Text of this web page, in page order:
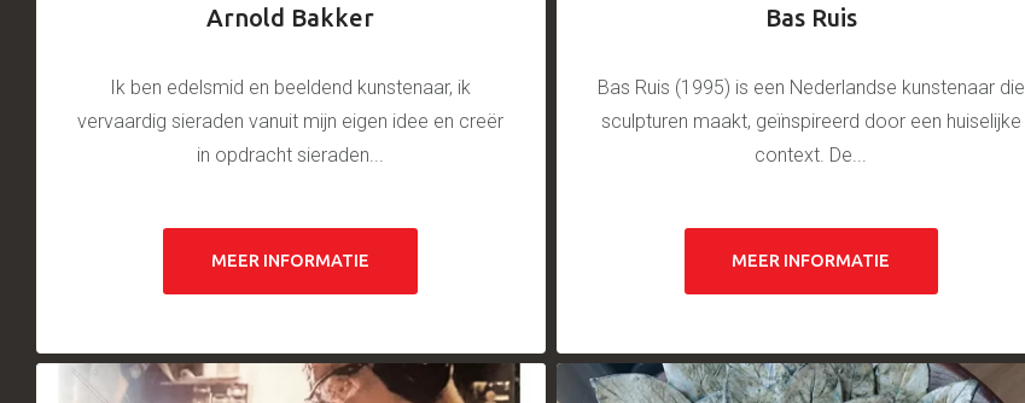
Arnold Bakker
Ik ben edelsmid en beeldend kunstenaar, ik
vervaardig sieraden vanuit mijn eigen idee en creër
in opdracht sieraden...
MEER INFORMATIE
Bas Ruis
Bas Ruis (1995) is een Nederlandse kunstenaar die
sculpturen maakt, geïnspireerd door een huiselijke
context. De...
MEER INFORMATIE